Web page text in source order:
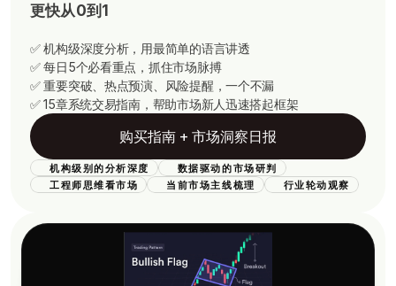
更快从0到1
✅ 机构级深度分析，用最简单的语言讲透
✅ 每日5个必看重点，抓住市场脉搏
✅ 重要突破、热点预演、风险提醒，一个不漏
✅ 15章系统交易指南，帮助市场新人迅速搭起框架
购买指南 + 市场洞察日报
机构级别的分析深度
数据驱动的市场研判
工程师思维看市场
当前市场主线梳理 行业轮动观察